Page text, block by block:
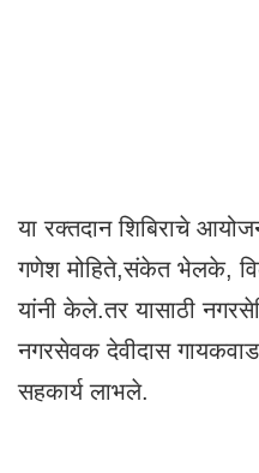
या रक्तदान शिबिराचे
गणेश मोहिते,संकेत भेलके,
यांनी केले.तर यासाठी
नगरसेवक देवीदास
सहकार्य लाभले.